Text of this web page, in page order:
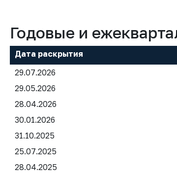
Годовые и
Дата раскрытия
29.07.2026
29.05.2026
28.04.2026
30.01.2026
31.10.2025
25.07.2025
28.04.2025